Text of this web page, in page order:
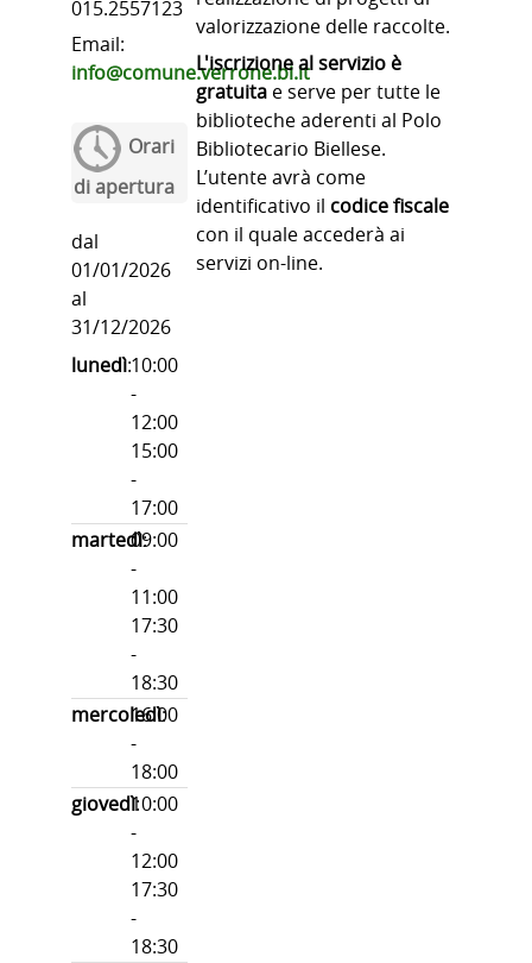
015.2557123
Email:
info@comune.verrone.bi.it
Orari
di apertura
dal
01/01/2026
al
31/12/2026
lunedì:10:00
-
12:00
15:00
-
17:00
martedì:
09:00
-
11:00
17:30
-
18:30
mercoledì:
16:00
-
18:00
giovedì:
10:00
-
12:00
17:30
-
18:30
valorizzazione delle raccolte.
L'iscrizione al servizio è
gratuitae serve per tutte le
biblioteche aderenti al Polo
Bibliotecario Biellese.
L’utente avrà come
identificativo il codice fiscale
con il quale accederà ai
servizi on-line.